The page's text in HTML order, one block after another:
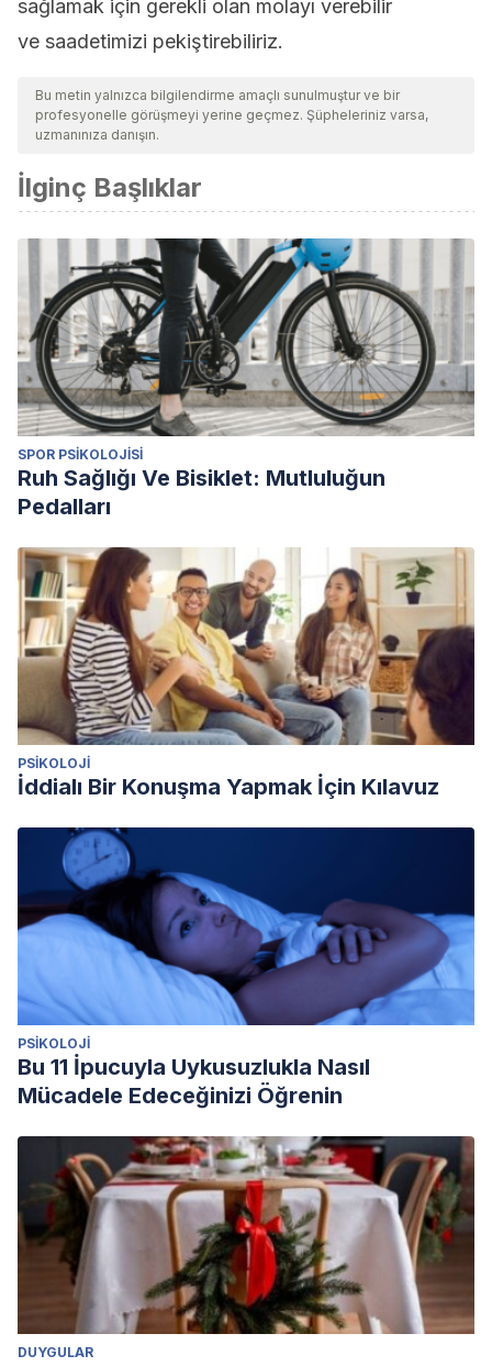
sağlamak için gerekli olan molayı verebilir
ve saadetimizi pekiştirebiliriz.
Bu metin yalnızca bilgilendirme amaçlı sunulmuştur ve bir
profesyonelle görüşmeyi yerine geçmez. Şüpheleriniz varsa,
uzmanınıza danışın.
İlginç Başlıklar
SPOR PSIKOLOJISI
Ruh Sağlığı Ve Bisiklet: Mutluluğun
Pedalları
PSIKOLOJI
İddialı Bir Konuşma Yapmak İçin Kılavuz
PSIKOLOJI
Bu 11 İpucuyla Uykusuzlukla Nasıl
Mücadele Edeceğinizi Öğrenin
DUYGULAR